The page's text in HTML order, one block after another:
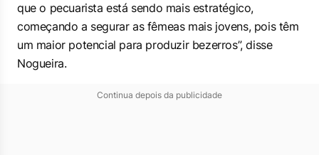
que o pecuarista está sendo mais estratégico,
começando a segurar as fêmeas mais jovens, pois têm
um maior potencial para produzir bezerros”, disse
Nogueira.
Continua depois da publicidade